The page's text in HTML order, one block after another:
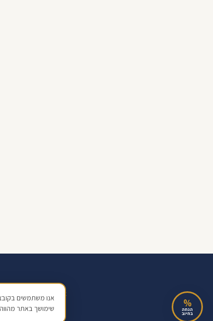
אודות
© 2026 ליטל אלימלך בע"מ · ח.פ 517128138 · כל הזכויות שמורות | מידע כללי בלבד, אינו ייעוץ פיננסי מחייב
שימושך באתר
%
הנחה
בחיוב